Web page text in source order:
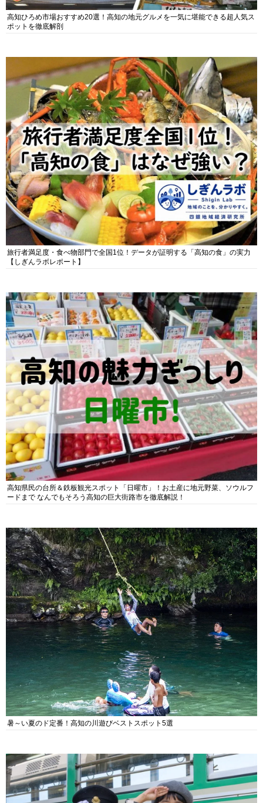
高知ひろめ市場おすすめ20選！高知の地元グルメを一気に堪能できる超人気ス
ポットを徹底解剖
旅行者満足度・食べ物部門で全国1位！データが証明する「高知の食」の実力
【しぎんラボレポート】
高知県民の台所＆鉄板観光スポット「日曜市」！お土産に地元野菜、ソウルフ
ードまで なんでもそろう高知の巨大街路市を徹底解説！
暑～い夏のド定番！高知の川遊びベストスポット5選